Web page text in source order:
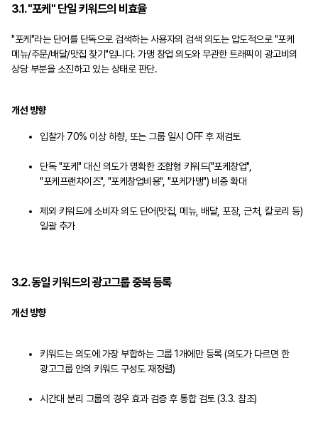
3.1. "포케" 단일 키워드의 비효율
"포케"라는 단어를 단독으로 검색하는 사용자의 검색 의도는 압도적으로 "포케
메뉴/주문/배달/맛집 찾기"입니다. 가맹 창업 의도와 무관한 트래픽이 광고비의
상당 부분을 소진하고 있는 상태로 판단.
개선 방향
입찰가 70% 이상 하향, 또는 그룹 일시 OFF 후 재검토
단독 "포케" 대신 의도가 명확한 조합형 키워드("포케창업",
"포케프랜차이즈", "포케창업비용", "포케가맹") 비중 확대
제외 키워드에 소비자 의도 단어(맛집, 메뉴, 배달, 포장, 근처, 칼로리 등)
일괄 추가
3.2. 동일 키워드의 광고그룹 중복 등록
개선 방향
키워드는 의도에 가장 부합하는 그룹 1개에만 등록 (의도가 다르면 한
광고그룹 안의 키워드 구성도 재정렬)
시간대 분리 그룹의 경우 효과 검증 후 통합 검토 (3.3. 참조)